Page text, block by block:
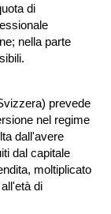
di
nella parte
prevede
nel regime
dall'avere
dal capitale
moltiplicato
di